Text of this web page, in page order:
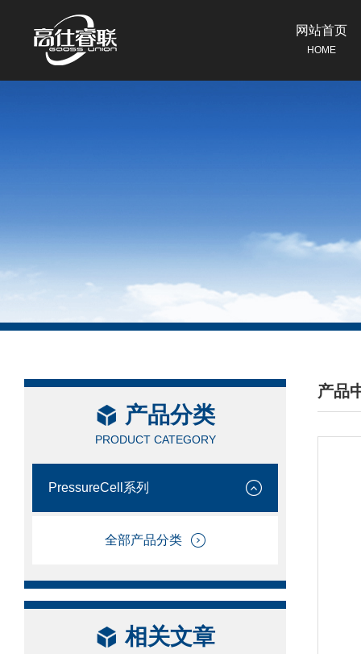
网站首页
HOME
产品分类
PRODUCT CATEGORY
PressureCell系列
全部产品分类
相关文章
产品
/